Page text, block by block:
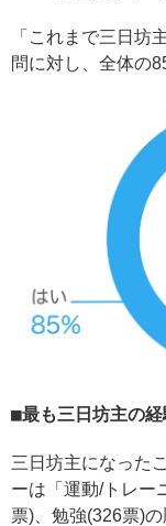
「これまで三日坊
問に対し、全体の
最も三日坊主の
三日坊主になった
ーは「運動/トレー
票)、勉強(326票)の